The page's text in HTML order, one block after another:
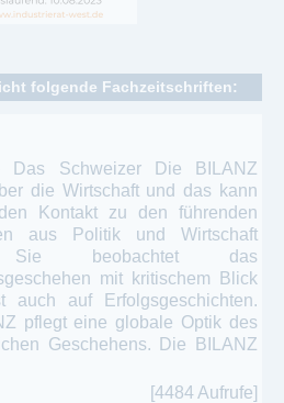
folgende Fachzeitschriften:
Das Schweizer Die BILANZ
die Wirtschaft und das kann
Kontakt zu den führenden
aus Politik und Wirtschaft
Sie beobachtet das
mit kritischem Blick
auch auf Erfolgsgeschichten.
pflegt eine globale Optik des
Geschehens. Die BILANZ
[4484 Aufrufe]